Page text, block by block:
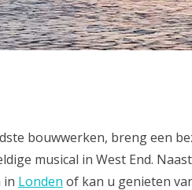
bouwwerken, breng een
musical in West End.
in Londen of kan u genieten